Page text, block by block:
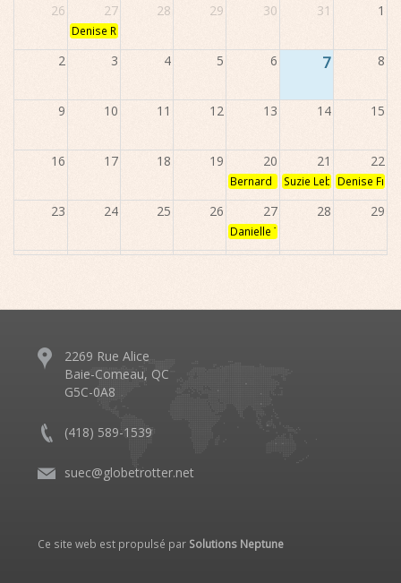
26
27 28 29 30 31 1
Denise Rioux
2 3 4 5 6 7 8
9 10 11 12 13 14 15
16 17 18 19 20 21 22
Bernard Desbiens
Suzie LeblancDenise
23 24 25 26 27 28 29
Danielle Trudel
30 31 1 2 3 4 5
2269 Rue Alice
Baie-Comeau, QC
G5C-0A8
(418) 589-1539
suec@globetrotter.net
Ce site web est propulsé par Solutions Neptune